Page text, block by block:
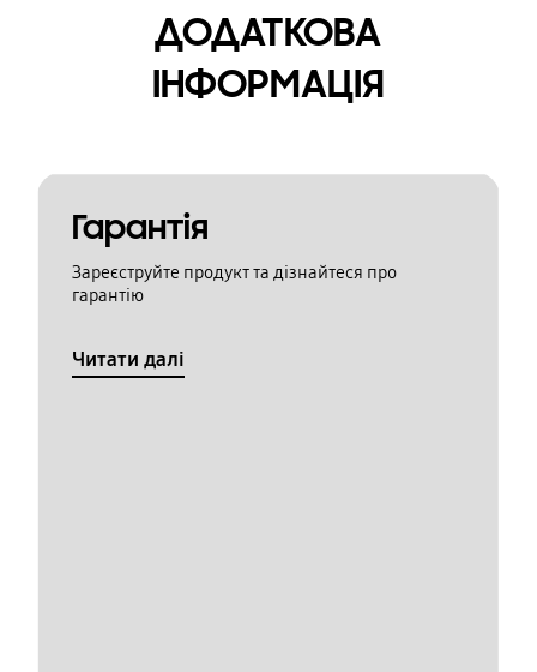
ДОДАТКОВА
ІНФОРМАЦІЯ
Гарантія
Зареєструйте продукт та дізнайтеся про
гарантію
Читати далі